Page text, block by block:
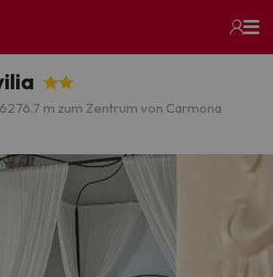
276.7 m zum Zentrum von Carmona